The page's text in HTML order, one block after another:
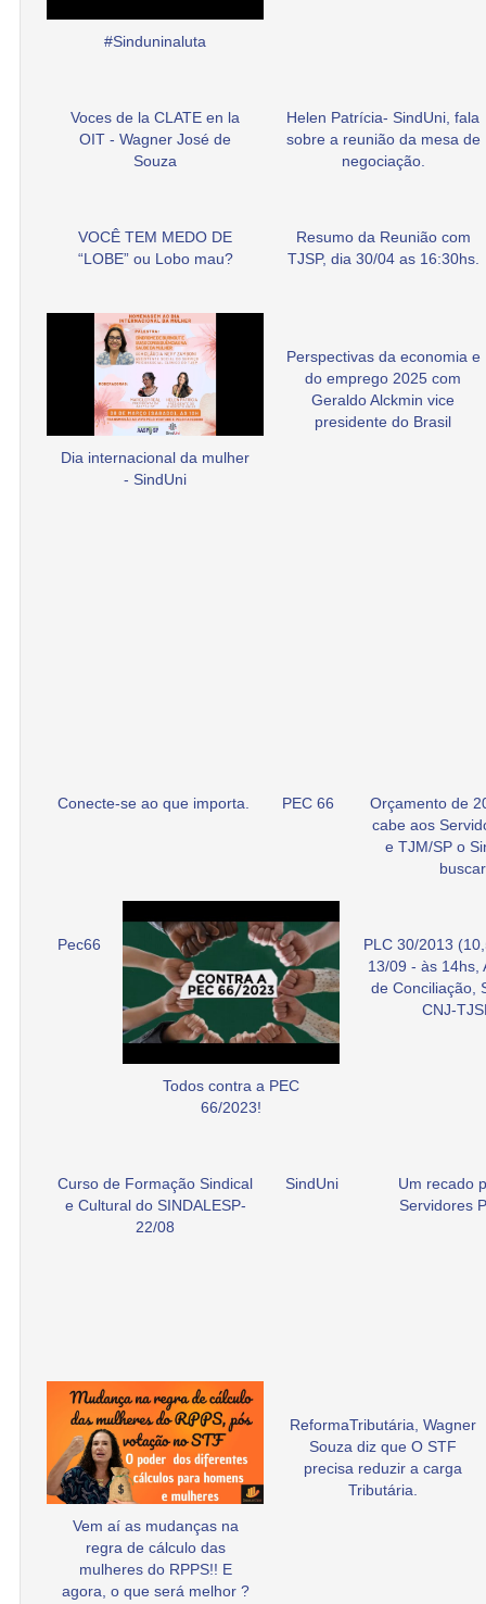
#Sinduninaluta
Voces de la CLATE en la
OIT - Wagner José de
Souza
Helen Patrícia- SindUni, fala
sobre a reunião da mesa de
negociação.
VOCÊ TEM MEDO DE
“LOBE” ou Lobo mau?
Resumo da Reunião com
TJSP, dia 30/04 as 16:30hs.
Dia internacional da mulher
- SindUni
Perspectivas da economia e
do emprego 2025 com
Geraldo Alckmin vice
presidente do Brasil
Conecte-se ao que importa. PEC 66
Orçamento de
cabe aos
e TJM/SP o
Pec66
Todos contra a PEC
66/2023!
PLC 30/2013
13/09 - às 14hs,
de Conciliação,
CNJ-
Curso de Formação Sindical
e Cultural do SINDALESP-
22/08
SindUni
Um recado
Servidores
Vem aí as mudanças na
regra de cálculo das
mulheres do RPPS!! E
agora, o que será melhor ?
ReformaTributária, Wagner
Souza diz que O STF
precisa reduzir a carga
Tributária.